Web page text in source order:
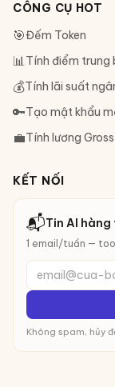
CÔNG CỤ HOT
🎯Đếm Token
📊Tính điểm trung
💰Tính lãi suất
🔑Tạo mật khẩu
💼Tính lương
KẾT NỐI
📬Tin AI hàng
1 email/tuần —
email@cua-
Không spam, hủy